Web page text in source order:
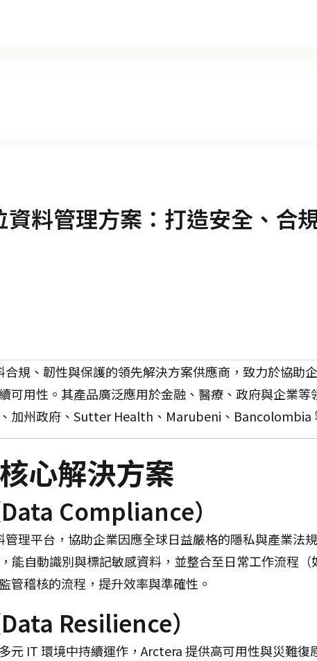
料管理方案：打造安全、合
規、韌性與保護的領先解決方案供應商，致力於協助
可用性。 其產品廣泛應用於金融、醫療、政府與企業
加州政府、Sutter Health、Marubeni、Bancolombia
心解決方案
Compliance）
理平台，協助企業因應全球日益嚴格的隱私與產業法規
能自動識別與標記敏感資料，並整合至日常工作流程
管稽核的流程，提升效率與準確性。
Resilience）
元 IT 環境中持續運作，Arctera 提供高可用性與災難復